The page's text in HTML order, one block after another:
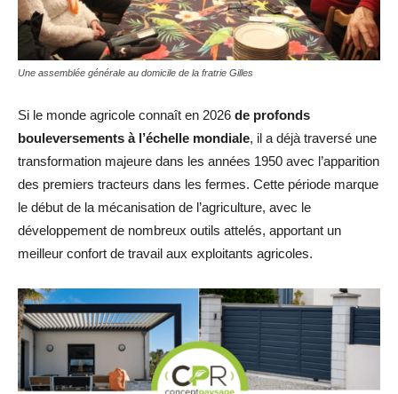
Une assemblée générale au domicile de la fratrie Gilles
Si le monde agricole connaît en 2026 de profonds
bouleversements à l’échelle mondiale, il a déjà traversé une
transformation majeure dans les années 1950 avec l’apparition
des premiers tracteurs dans les fermes. Cette période marque
le début de la mécanisation de l’agriculture, avec le
développement de nombreux outils attelés, apportant un
meilleur confort de travail aux exploitants agricoles.